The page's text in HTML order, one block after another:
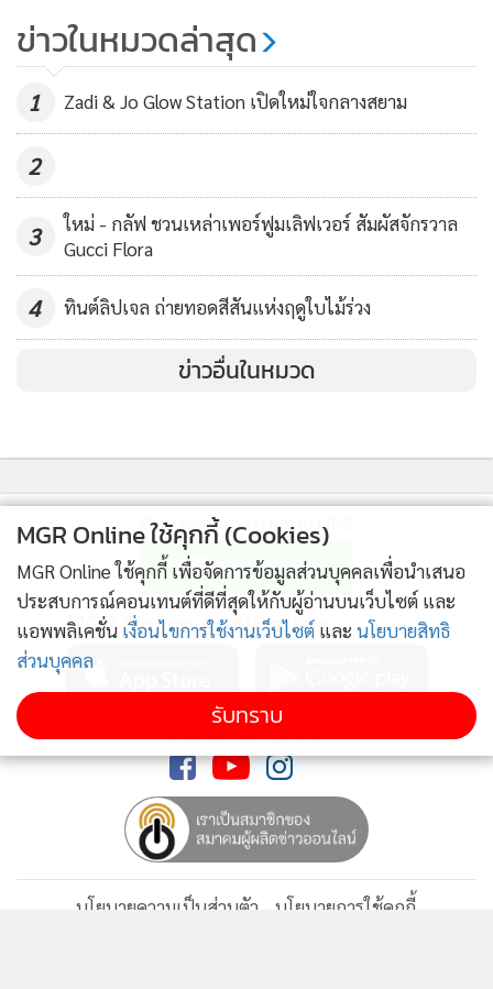
2.Botanics shine away mattifying toner (ราคา 275 บาท)
จาก BOTANICS
ยิ่ง เป็นโทนเนอร์ที่โดดเด่นในเรื่องของความสะอาด ใช้เช็ด
เพื่อให้ตะกอนหรือโคลนที่เป็นผงกองอยู่ใต้ก้นขวดแตกตัว
เพราะโคลนที่ก้นขวดมีคุณสมบัติในการดูดซับสิ่งสกปรกออกจาก
ใบหน้าได้อย่างดี
3.Neutrogena Alcohol-Free Toner (ราคา185 บาท)
11,871
ข่าวในหมวดล่าสุด
1 Zadi & Jo Glow Station เปิดใหม่ใจกลางสยาม
2
3
ใหม่ - กลัฟ ชวนเหล่าเพอร์ฟูมเลิฟเวอร์ สัมผัสจักรวาล
Gucci Flora
4 ทินต์ลิปเจล ถ่ายทอดสีสันแห่งฤดูใบไม้ร่วง
ข่าวอื่นในหมวด
ติดตามข่าวสารผ่านทาง LINE
MGR Online Application
ติดตาม MGR Online
นโยบายความเป็นส่วนตัว
นโยบายการใช้คุกกี้
MGR Online ใช้คุกกี้ (Cookies)
MGR Online ใช้คุกกี้ เพื่อจัดการข้อมูลส่วนบุคคลเพื่อนำเสนอ
ประสบการณ์คอนเทนต์ที่ดีที่สุดให้กับผู้อ่านบนเว็บไซต์ และ
แอพพลิเคชั่น เงื่อนไขการใช้งานเว็บไซต์ และ นโยบายสิทธิ
ส่วนบุคคล
รับทราบ